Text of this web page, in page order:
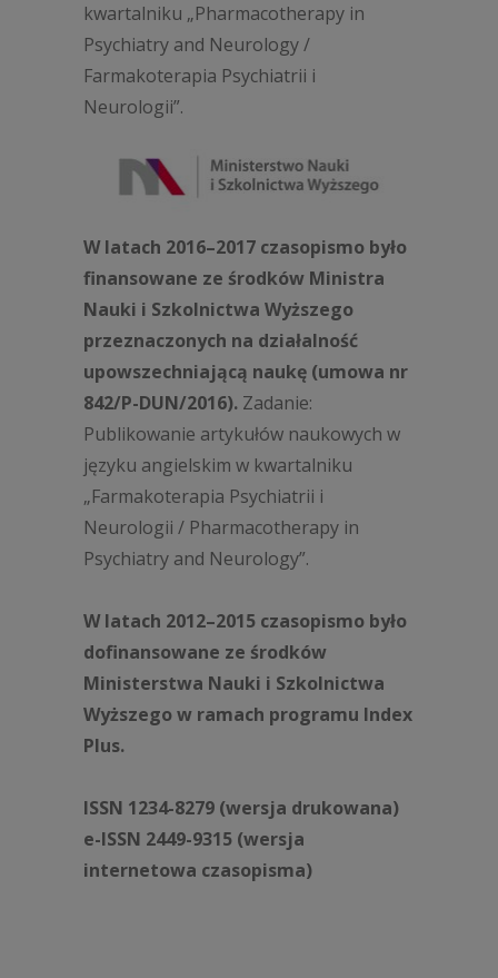
kwartalniku „Pharmacotherapy in
Psychiatry and Neurology /
Farmakoterapia Psychiatrii i
Neurologii”.
W latach 2016–2017 czasopismo było
finansowane ze środków Ministra
Nauki i Szkolnictwa Wyższego
przeznaczonych na działalność
upowszechniającą naukę (umowa nr
842/P-DUN/2016). Zadanie:
Publikowanie artykułów naukowych w
języku angielskim w kwartalniku
„Farmakoterapia Psychiatrii i
Neurologii / Pharmacotherapy in
Psychiatry and Neurology”.
W latach 2012–2015 czasopismo było
dofinansowane ze środków
Ministerstwa Nauki i Szkolnictwa
Wyższego w ramach programu Index
Plus.
ISSN 1234-8279 (wersja drukowana)
e-ISSN 2449-9315 (wersja
internetowa czasopisma)